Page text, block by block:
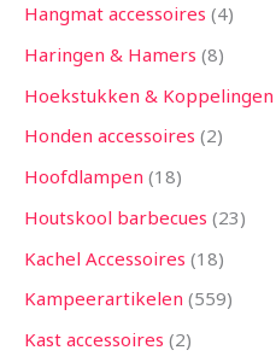
Hangmat accessoires 4
Haringen & Hamers 8
Hoekstukken & Koppelingen
Honden accessoires 2
Hoofdlampen 18
Houtskool barbecues 23
Kachel Accessoires 18
Kampeerartikelen 559
Kast accessoires 2